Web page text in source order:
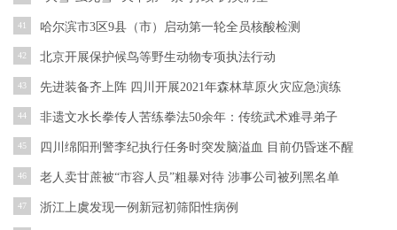
41 哈尔滨市3区9县（市）启动第一轮全员核酸检测
42 北京开展保护候鸟等野生动物专项执法行动
43 先进装备齐上阵 四川开展2021年森林草原火灾应急演练
44 非遗文水长拳传人苦练拳法50余年：传统武术难寻弟子
45 四川绵阳刑警李纪执行任务时突发脑溢血 目前仍昏迷不醒
46 老人卖甘蔗被“市容人员”粗暴对待 涉事公司被列黑名单
47 浙江上虞发现一例新冠初筛阳性病例